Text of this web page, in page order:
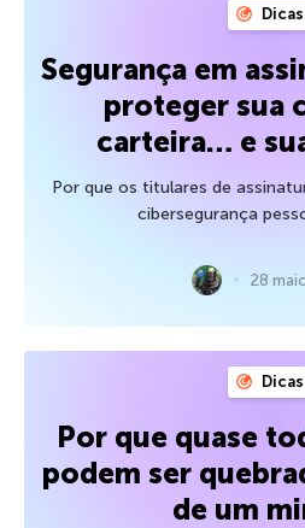
Dicas
Segurança em
proteger sua
carteira… e
Por que os titulares de
cibersegurança
28
Dicas
Por que quase
podem ser
de um